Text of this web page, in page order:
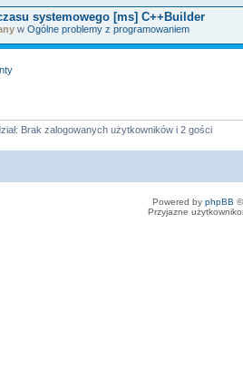
systemowego [ms] C++Builder
w Ogólne problemy z programowaniem
Brak zalogowanych użytkowników i 2 gości
Powered by phpBB
Przyjazne